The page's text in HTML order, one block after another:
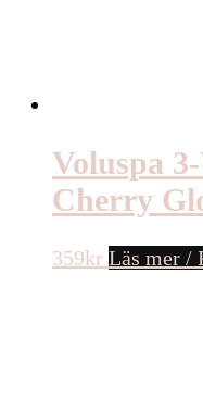
Voluspa
Cherry
359kr Läs mer /